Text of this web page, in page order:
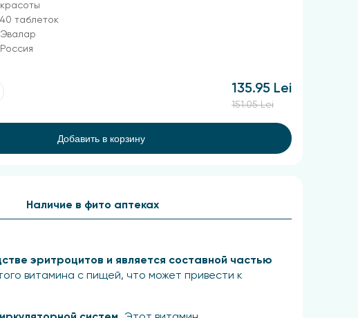
красоты
40 таблеток
Эвалар
Россия
135.95 Lei
151.05 Lei
Добавить в корзину
эритроцитов и является составной частью
витамина с пищей, что может привести к
Наличие в фито аптеках